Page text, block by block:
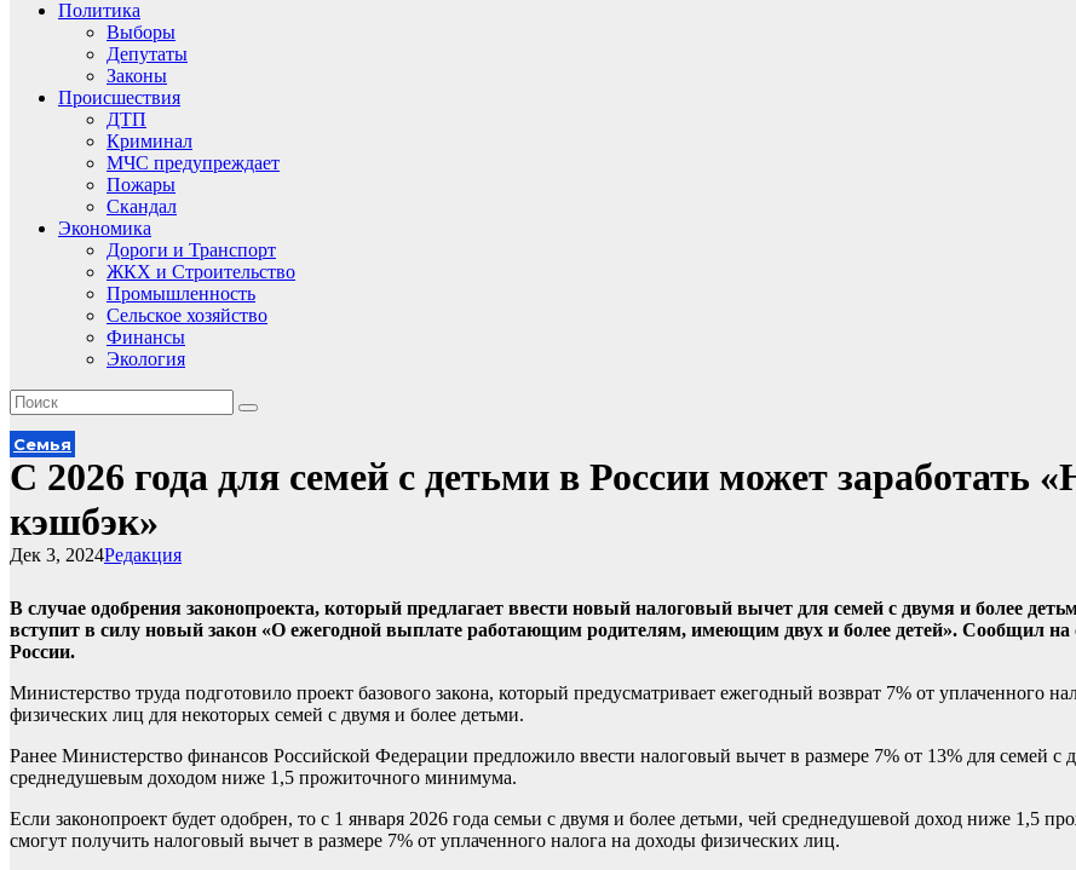
Политика
Выборы
Депутаты
Законы
Происшествия
ДТП
Криминал
МЧС предупреждает
Пожары
Скандал
Экономика
Дороги и Транспорт
ЖКХ и Строительство
Промышленность
Сельское хозяйство
Финансы
Экология
Семья
С 2026 года для семей с детьми в России может заработать
кэшбэк»
Редакция
Дек 3, 2024
В случае одобрения законопроекта, который предлагает ввести новый налоговый вычет для семей с двумя и более
вступит в силу новый закон «О ежегодной выплате работающим родителям, имеющим двух и более детей». Сообщил
России.
Министерство труда подготовило проект базового закона, который предусматривает ежегодный возврат 7% от уплаченного
физических лиц для некоторых семей с двумя и более детьми.
Ранее Министерство финансов Российской Федерации предложило ввести налоговый вычет в размере 7% от 13% для семей с
среднедушевым доходом ниже 1,5 прожиточного минимума.
Если законопроект будет одобрен, то с 1 января 2026 года семьи с двумя и более детьми, чей среднедушевой доход ниже 1,5
смогут получить налоговый вычет в размере 7% от уплаченного налога на доходы физических лиц.